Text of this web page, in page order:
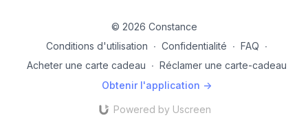
© 2026 Constance
Conditions d'utilisation ∙ Confidentialité ∙ FAQ ∙
Acheter une carte cadeau ∙ Réclamer une carte-cadeau
Obtenir l'application ->
Powered by Uscreen